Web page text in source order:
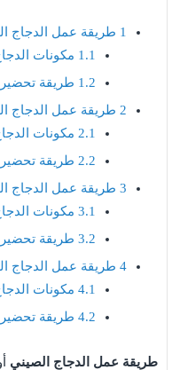
1 طريقة عمل الدجاج
1.1 مكونات
1.2 طريقة تحضير
2 طريقة عمل الدجاج
2.1 مكونات
2.2 طريقة تحضير
3 طريقة عمل الدجاج
3.1 مكونات
3.2 طريقة تحضير
4 طريقة عمل الدجاج
4.1 مكونات
4.2 طريقة تحضير
طريقة عمل الدجاج الصيني